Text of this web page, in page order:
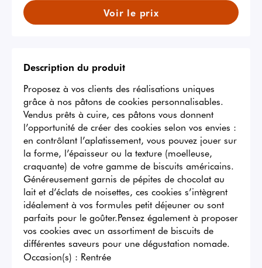
Voir le prix
Description du produit
Proposez à vos clients des réalisations uniques
grâce à nos pâtons de cookies personnalisables.
Vendus prêts à cuire, ces pâtons vous donnent
l’opportunité de créer des cookies selon vos envies :
en contrôlant l’aplatissement, vous pouvez jouer sur
la forme, l’épaisseur ou la texture (moelleuse,
craquante) de votre gamme de biscuits américains.
Généreusement garnis de pépites de chocolat au
lait et d’éclats de noisettes, ces cookies s’intègrent
idéalement à vos formules petit déjeuner ou sont
parfaits pour le goûter.Pensez également à proposer
vos cookies avec un assortiment de biscuits de
différentes saveurs pour une dégustation nomade.
Occasion(s) : Rentrée